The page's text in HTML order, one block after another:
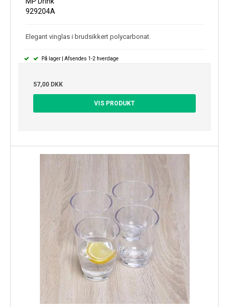
929204A
Elegant vinglas i brudsikkert polycarbonat.
På lager | Afsendes 1-2 hverdage
57,00 DKK
VIS PRODUKT